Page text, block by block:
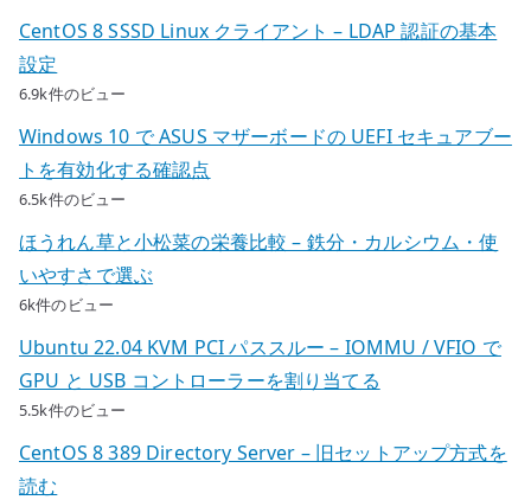
CentOS 8 SSSD Linux クライアント – LDAP 認証の基本
設定
6.9k件のビュー
Windows 10 で ASUS マザーボードの UEFI セキュアブー
トを有効化する確認点
6.5k件のビュー
ほうれん草と小松菜の栄養比較 – 鉄分・カルシウム・使
いやすさで選ぶ
6k件のビュー
Ubuntu 22.04 KVM PCI パススルー – IOMMU / VFIO で
GPU と USB コントローラーを割り当てる
5.5k件のビュー
CentOS 8 389 Directory Server – 旧セットアップ方式を
読む